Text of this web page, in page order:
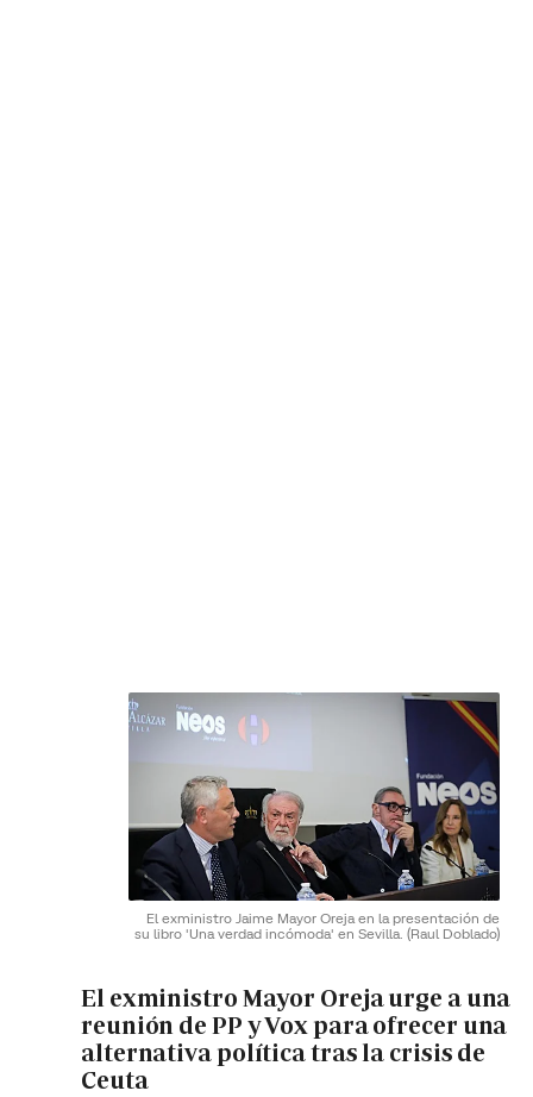
El exministro Jaime Mayor Oreja en la presentación de
su libro 'Una verdad incómoda' en Sevilla. (Raul Doblado)
El exministro Mayor Oreja urge a una
reunión de PP y Vox para ofrecer una
alternativa política tras la crisis de
Ceuta